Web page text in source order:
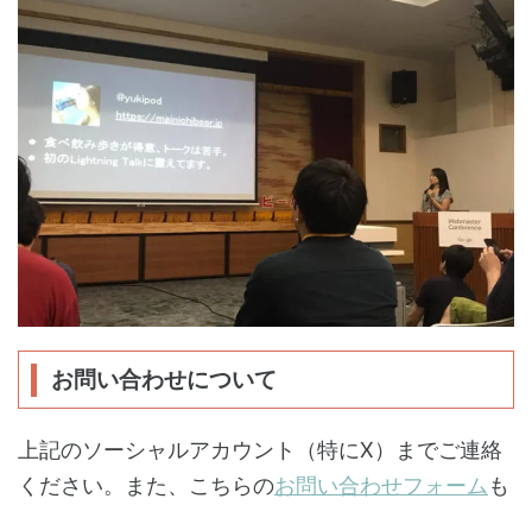
お問い合わせについて
上記のソーシャルアカウント（特にX）までご連絡
ください。また、こちらのお問い合わせフォームも